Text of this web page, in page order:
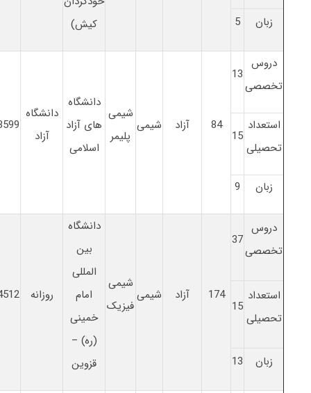
کیش)
زبان 5
دروس
تخصصی
13
84 آزاد شیمی
شیمی
پلیمر
دانشگاه
های آزاد
اسلامی
دانشگاه
آزاد
استعداد
تحصیلی
15
زبان 9
دروس
تخصصی
37
174 آزاد شیمی
شیمی
فیزیک
دانشگاه
بین
المللی
امام
خمینی
(ره) –
قزوین
روزانه
استعداد
تحصیلی
15
زبان 13